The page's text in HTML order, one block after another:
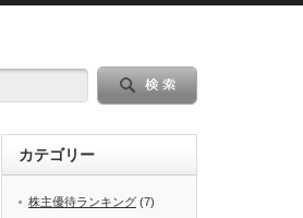
カテゴリー
株主優待ランキング (7)